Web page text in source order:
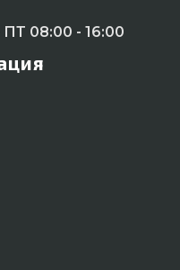
08:00 - 16:00